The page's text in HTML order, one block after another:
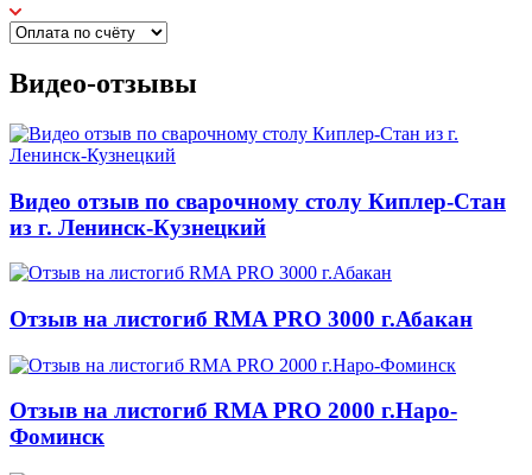
Видео-отзывы
Видео отзыв по сварочному столу Киплер-Стан
из г. Ленинск-Кузнецкий
Отзыв на листогиб RMA PRO 3000 г.Абакан
Отзыв на листогиб RMA PRO 2000 г.Наро-
Фоминск